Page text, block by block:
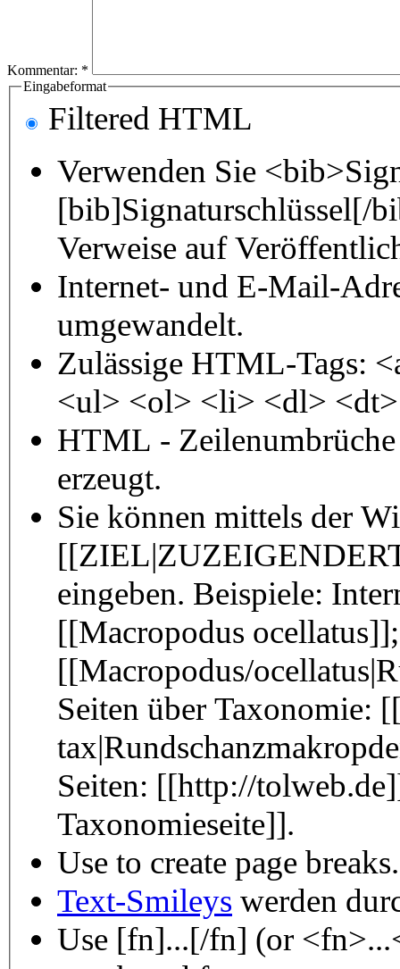
Kommentar: *
Eingabeformat
Filtered HTML
Verwenden Sie
[bib]Signaturschlüssel[/
Verweise auf
Internet- und E-Mail-
umgewandelt.
Zulässige HTML-Tags:
<ul> <ol> <li> <dl>
HTML - Zeilenumbrüche
erzeugt.
Sie können mittels der
eingeben. Beispiele:
[[Macropodus
[[Macropodus/
Seiten über Taxonomie:
Seiten: [[http://
Taxonomieseite]].
Use to create page breaks.
Text-Smileys werden
Use [fn]...[/fn] (or